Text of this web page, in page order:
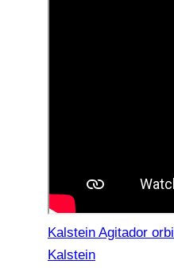
Kalstein Agitador
Kalstein